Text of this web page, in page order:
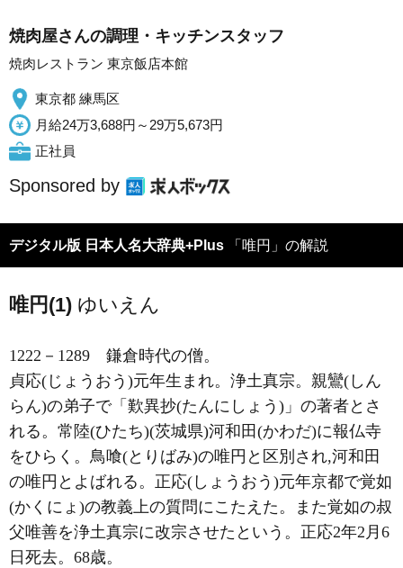
焼肉屋さんの調理・キッチンスタッフ
焼肉レストラン 東京飯店本館
東京都 練馬区
月給24万3,688円～29万5,673円
正社員
Sponsored by
デジタル版 日本人名大辞典+Plus 「唯円」の解説
唯円(1) ゆいえん
1222－1289 鎌倉時代の僧。
貞応(じょうおう)元年生まれ。浄土真宗。親鸞(しん
らん)の弟子で「歎異抄(たんにしょう)」の著者とさ
れる。常陸(ひたち)(茨城県)河和田(かわだ)に報仏寺
をひらく。鳥喰(とりばみ)の唯円と区別され,河和田
の唯円とよばれる。正応(しょうおう)元年京都で覚如
(かくにょ)の教義上の質問にこたえた。また覚如の叔
父唯善を浄土真宗に改宗させたという。正応2年2月6
日死去。68歳。